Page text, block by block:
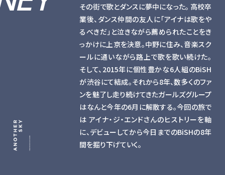
その街で歌とダンスに夢中になった。 高校卒
業後、ダンス仲間の友人に「アイナは歌をや
るべきだ」と泣きながら薦められたことをき
っかけに上京を決意。中野に住み、音楽スク
ールに通いながら路上で歌を歌い続けた。
そして、2015年に個性豊かな6人組のBiSH
が渋谷にて結成。それから8年、数多くのファ
ンを魅了し走り続けてきたガールズグループ
はなんと今年の6月に解散する。今回の旅で
は アイナ・ジ・エンドさんのヒストリーを軸
に、デビューしてから今日までのBiSHの8年
間を掘り下げていく。